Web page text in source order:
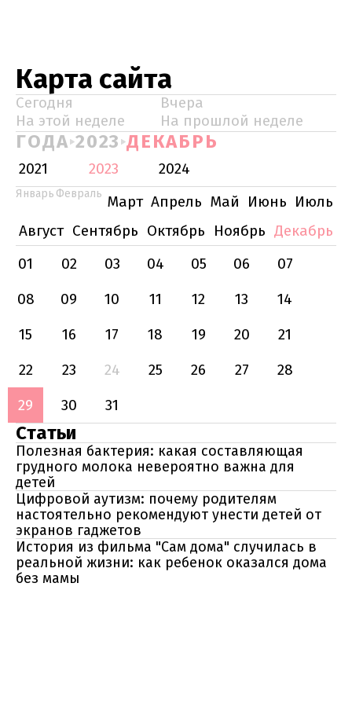
Карта сайта
Сегодня
Вчера
На этой неделе
На прошлой неделе
ГОДА 2023 ДЕКАБРЬ
2021 2023 2024
Январь Февраль Март Апрель Май Июнь Июль
Август Сентябрь Октябрь Ноябрь Декабрь
01
02 03 04 05 06
07
08
09 10 11 12 13
14
15
16 17 18 19 20
21
22
23 24 25 26 27
28
29
30 31
Статьи
Полезная бактерия: какая составляющая
грудного молока невероятно важна для
детей
Цифровой аутизм: почему родителям
настоятельно рекомендуют унести детей от
экранов гаджетов
История из фильма "Сам дома" случилась в
реальной жизни: как ребенок оказался дома
без мамы